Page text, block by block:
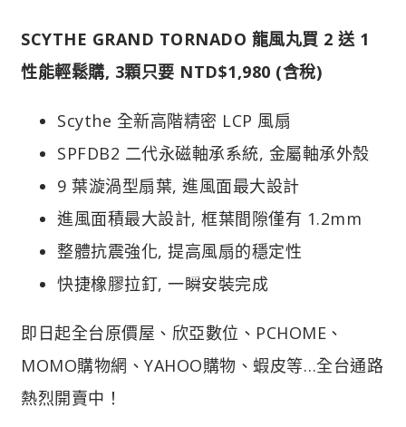
SCYTHE GRAND TORNADO 龍風丸買 2 送 1
性能輕鬆購, 3顆只要 NTD$1,980 (含稅)
Scythe 全新高階精密 LCP 風扇
SPFDB2 二代永磁軸承系統, 金屬軸承外殼
9 葉漩渦型扇葉, 進風面最大設計
進風面積最大設計, 框葉間隙僅有 1.2mm
整體抗震強化, 提高風扇的穩定性
快捷橡膠拉釘, 一瞬安裝完成
即日起全台原價屋、欣亞數位、PCHOME、
MOMO購物網、YAHOO購物、蝦皮等…全台通路
熱烈開賣中！